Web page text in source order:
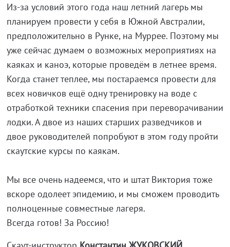
Из-за условий этого года наш летний лагерь мы
планируем провести у себя в Южной Австралии,
предположительно в Рунке, на Муррее. Поэтому мы
уже сейчас думаем о возможных мероприятиях на
каяках и каноэ, которые проведём в летнее время.
Когда станет теплее, мы постараемся провести для
всех новичков ещё одну тренировку на воде с
отработкой техники спасения при переворачивании
лодки. А двое из наших старших разведчиков и
двое руководителей попробуют в этом году пройти
скаутские курсы по каякам.
Мы все очень надеемся, что и штат Виктория тоже
вскоре одолеет эпидемию, и мы сможем проводить
полноценные совместные лагеря.
Всегда готов! За Россию!